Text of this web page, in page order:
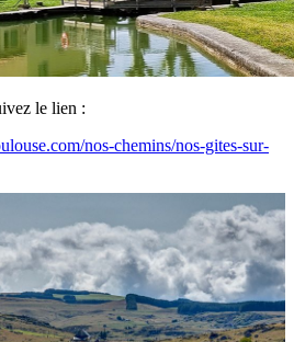
le lien :
nos-chemins/nos-gites-sur-